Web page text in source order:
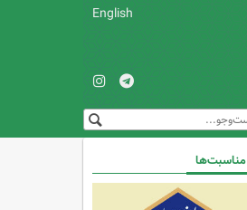
English
مناسبت‌ها